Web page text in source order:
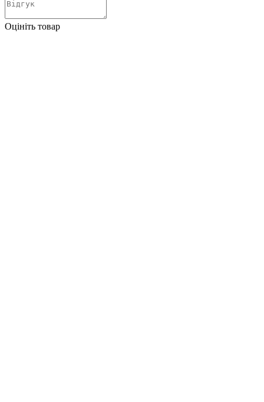
Оцініть товар